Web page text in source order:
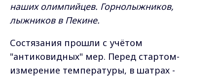
наших олимпийцев. Горнолыжников,
лыжников в Пекине.
Состязания прошли с учётом
"антиковидных" мер. Перед стартом-
измерение температуры, в шатрах -